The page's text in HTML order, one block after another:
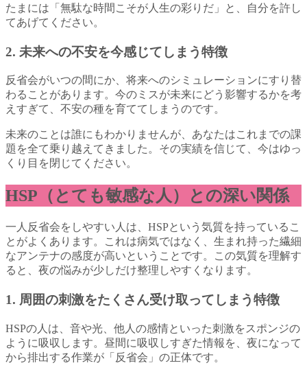
たまには「無駄な時間こそが人生の彩りだ」と、自分を許し
てあげてください。
2. 未来への不安を今感じてしまう特徴
反省会がいつの間にか、将来へのシミュレーションにすり替
わることがあります。今のミスが未来にどう影響するかを考
えすぎて、不安の種を育ててしまうのです。
未来のことは誰にもわかりませんが、あなたはこれまでの課
題を全て乗り越えてきました。その実績を信じて、今はゆっ
くり目を閉じてください。
HSP（とても敏感な人）との深い関係
一人反省会をしやすい人は、HSPという気質を持っているこ
とがよくあります。これは病気ではなく、生まれ持った繊細
なアンテナの感度が高いということです。この気質を理解す
ると、夜の悩みが少しだけ整理しやすくなります。
1. 周囲の刺激をたくさん受け取ってしまう特徴
HSPの人は、音や光、他人の感情といった刺激をスポンジの
ように吸収します。昼間に吸収しすぎた情報を、夜になって
から排出する作業が「反省会」の正体です。